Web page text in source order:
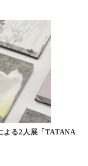
よる2人展「TATANA